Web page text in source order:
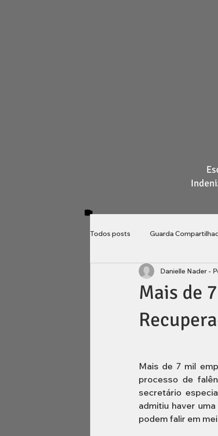
Todos posts Guarda
Direito do Consumidor
Imobiliário
Mais de
Danielle Nader -
Mais de 7 mil
processo de
secretário
admitiu haver
podem falir em